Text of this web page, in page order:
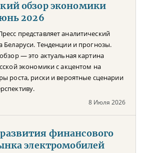
обзор экономики
2026
представляет аналитический
Беларуси. Тенденции и прогнозы.
— это актуальная картина
экономики с акцентом на
роста, риски и вероятные сценарии
8 Июля 2026
финансового
электромобилей